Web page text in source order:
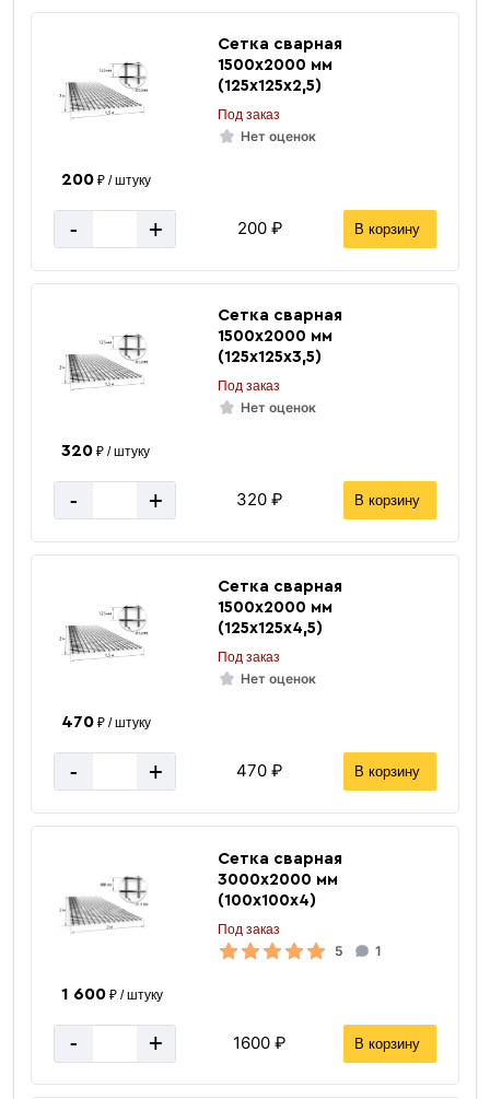
Сетка сварная
1500х2000 мм
(125х125х2,5)
Под заказ
Нет оценок
200₽ / штуку
- + 200 ₽ В корзину
Сетка сварная
1500х2000 мм
(125х125х3,5)
Под заказ
Нет оценок
320₽ / штуку
- + 320 ₽ В корзину
Сетка сварная
1500х2000 мм
(125х125х4,5)
Под заказ
Нет оценок
470₽ / штуку
- + 470 ₽ В корзину
Сетка сварная
3000х2000 мм
(100х100х4)
Под заказ
5 1
1 600₽ / штуку
- + 1600 ₽ В корзину